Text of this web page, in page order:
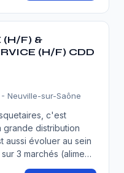
(H/F) &
(H/F) CDD
- Neuville-sur-Saône
c'est
grande distribution
aussi évoluer au sein
3 marchés (alime…